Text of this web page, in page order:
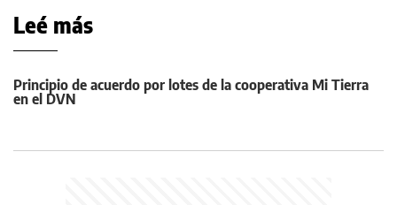
Leé más
Principio de acuerdo por lotes de la cooperativa Mi Tierra
en el DVN